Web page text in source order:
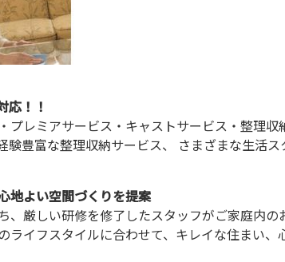
応！！
プレミアサービス・キャストサービス・整理
験豊富な整理収納サービス、 さまざまな生活
地よい空間づくりを提案
、厳しい研修を修了したスタッフがご家庭内
ライフスタイルに合わせて、キレイな住まい、